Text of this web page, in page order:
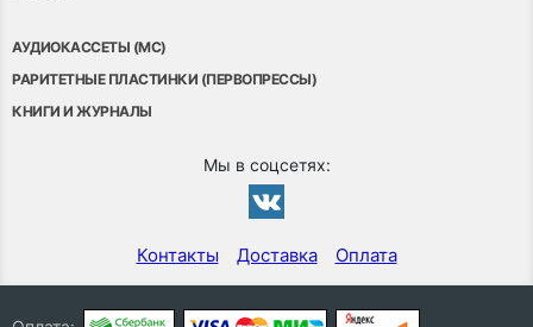
АУДИОКАССЕТЫ (MC)
РАРИТЕТНЫЕ ПЛАСТИНКИ (ПЕРВОПРЕССЫ)
КНИГИ И ЖУРНАЛЫ
Мы в соцсетях:
Контакты Доставка Оплата